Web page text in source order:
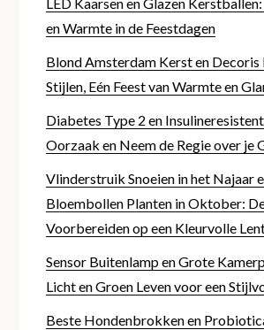
en Warmte in de Feestdagen
Blond Amsterdam Kerst en Decoris
Stijlen, Eén Feest van Warmte en
Diabetes Type 2 en
Oorzaak en Neem de Regie over je
Vlinderstruik Snoeien in het Najaar
Bloembollen Planten in Oktober:
Voorbereiden op een Kleurvolle
Sensor Buitenlamp en Grote
Licht en Groen Leven voor een
Beste Hondenbrokken en